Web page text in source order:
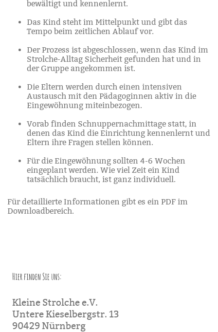
bewältigt und kennenlernt.
Das Kind steht im Mittelpunkt und gibt das
Tempo beim zeitlichen Ablauf vor.
Der Prozess ist abgeschlossen, wenn das Kind im
Strolche-Alltag Sicherheit gefunden hat und in
der Gruppe angekommen ist.
Die Eltern werden durch einen intensiven
Austausch mit den Pädagoginnen aktiv in die
Eingewöhnung miteinbezogen.
Vorab finden Schnuppernachmittage statt, in
denen das Kind die Einrichtung kennenlernt und
Eltern ihre Fragen stellen können.
Für die Eingewöhnung sollten 4-6 Wochen
eingeplant werden. Wie viel Zeit ein Kind
tatsächlich braucht, ist ganz individuell.
Für detaillierte Informationen gibt es ein PDF im
Downloadbereich.
Hier finden Sie uns:
Kleine Strolche e.V.
Untere Kieselbergstr. 13
90429 Nürnberg